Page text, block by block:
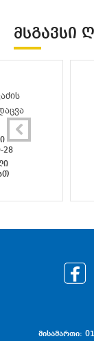
ᲛᲡᲒᲐᲕᲡᲘ
28
მისამართი: